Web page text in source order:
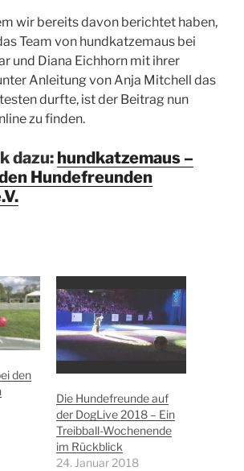
wir bereits davon berichtet haben,
Team von hundkatzemaus bei
und Diana Eichhorn mit ihrer
Anleitung von Anja Mitchell das
durfte, ist der Beitrag nun
zu finden.
dazu: hundkatzemaus –
Hundefreunden
den
Die Hundefreunde auf
der DogLive 2018 – Ein
Treibball-Wochenende
im Rückblick
24. Januar 2018